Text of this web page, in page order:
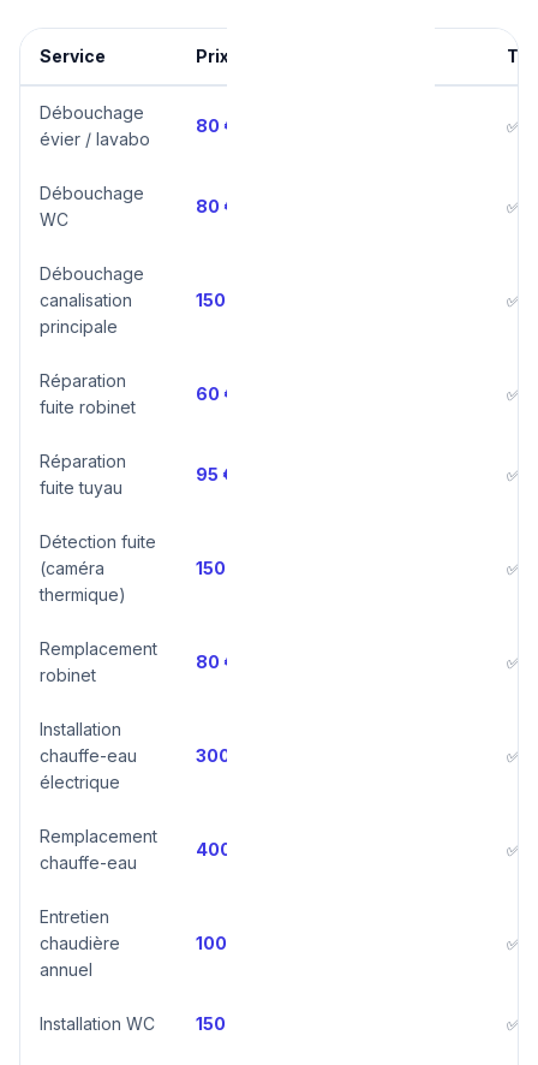
Service Prix départ
Débouchage
évier / lavabo
80 € ✅
Débouchage
WC
80 € ✅
Débouchage
canalisation
principale
150 € ✅
Réparation
fuite robinet
60 € ✅
Réparation
fuite tuyau
95 € ✅
Détection fuite
(caméra
thermique)
150 € ✅
Remplacement
robinet
80 € ✅
Installation
chauffe-eau
électrique
300 € ✅
Remplacement
chauffe-eau
400 € ✅
Entretien
chaudière
annuel
100 € ✅
Installation WC 150 € ✅